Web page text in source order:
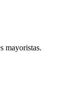
mayoristas.